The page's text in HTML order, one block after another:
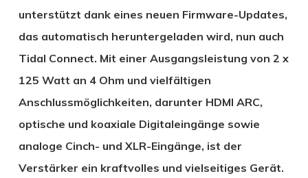
unterstützt dank eines neuen Firmware-Updates,
das automatisch heruntergeladen wird, nun auch
Tidal Connect. Mit einer Ausgangsleistung von 2 x
125 Watt an 4 Ohm und vielfältigen
Anschlussmöglichkeiten, darunter HDMI ARC,
optische und koaxiale Digitaleingänge sowie
analoge Cinch- und XLR-Eingänge, ist der
Verstärker ein kraftvolles und vielseitiges Gerät.